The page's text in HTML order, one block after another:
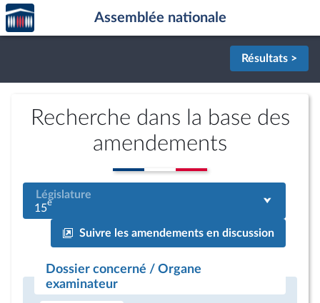
Aller au contenu
Aller en bas de la page
Accèder
à la
page
Assemblée nationale
Résultats >
Recherche dans la base des
amendements
Législature
15e
Suivre les amendements en discussion
Dossier concerné / Organe
examinateur